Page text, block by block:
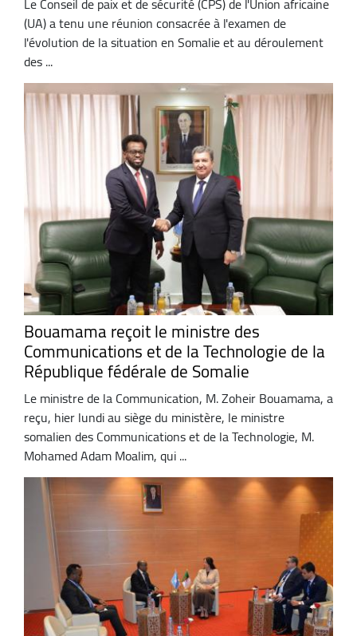
(UA) a tenu une réunion consacrée à l'examen de
l'évolution de la situation en Somalie et au déroulement
des ...
Bouamama reçoit le ministre des
Communications et de la Technologie de la
République fédérale de Somalie
Le ministre de la Communication, M. Zoheir Bouamama, a
reçu, hier lundi au siège du ministère, le ministre
somalien des Communications et de la Technologie, M.
Mohamed Adam Moalim, qui ...